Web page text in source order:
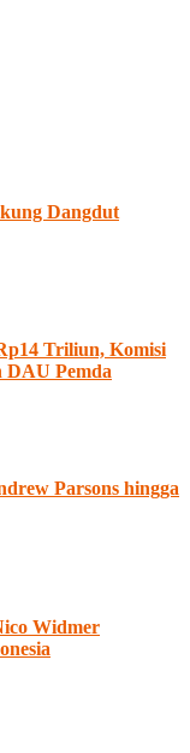
Dangdut
Triliun, Komisi
DAU Pemda
Parsons hingga
Widmer